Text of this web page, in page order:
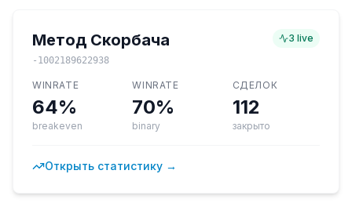
Метод Скорбача
-1002189622938
3 live
WINRATE
64%
breakeven
WINRATE
70%
binary
СДЕЛОК
112
закрыто
Открыть статистику →